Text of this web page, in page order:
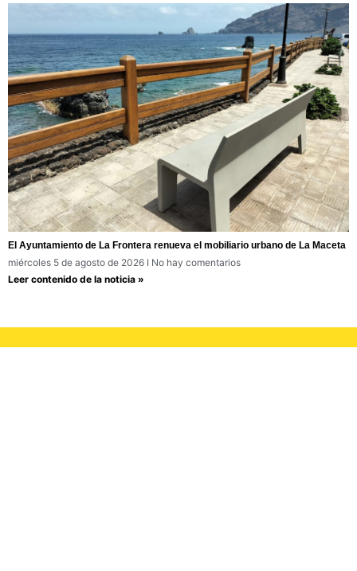
El Ayuntamiento de La Frontera renueva el mobiliario urbano de La Maceta
miércoles 5 de agosto de 2026
No hay comentarios
Leer contenido de la noticia »